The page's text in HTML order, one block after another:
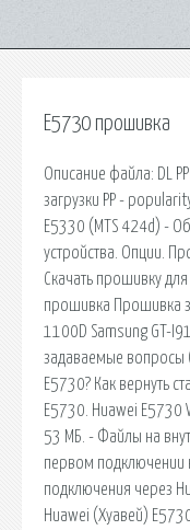
E5730 прошивка
Описание файла: DL
загрузки PP -
E5330 (MTS 424d) -
устройства. Опции.
Скачать прошивку
прошивка Прошивка
1100D Samsung GT-
задаваемые вопросы
E5730? Как вернуть
E5730. Huawei E5730
53 МБ. - Файлы на
первом подключении
подключения через
Huawei (Хуавей)